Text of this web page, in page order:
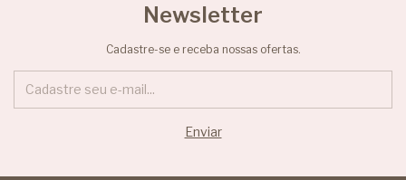
Newsletter
Cadastre-se e receba nossas ofertas.